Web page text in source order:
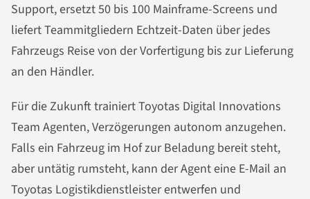
Support, ersetzt 50 bis 100 Mainframe-Screens und
liefert Teammitgliedern Echtzeit-Daten über jedes
Fahrzeugs Reise von der Vorfertigung bis zur Lieferung
an den Händler.
Für die Zukunft trainiert Toyotas Digital Innovations
Team Agenten, Verzögerungen autonom anzugehen.
Falls ein Fahrzeug im Hof zur Beladung bereit steht,
aber untätig rumsteht, kann der Agent eine E-Mail an
Toyotas Logistikdienstleister entwerfen und